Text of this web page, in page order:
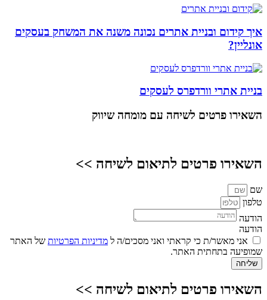
איך קידום ובניית אתרים נכונה משנה את המשחק בעסקים
אונליין?
בניית אתרי וורדפרס לעסקים
השאירו פרטים לשיחה עם מומחה שיווק
השאירו פרטים לתיאום לשיחה >>
שם
טלפון
הודעה
הודעה
אני מאשר/ת כי קראתי ואני מסכים/ה ל מדיניות הפרטיות של האתר
שמופיעה בתחתית האתר.
שליחה
השאירו פרטים לתיאום לשיחה >>